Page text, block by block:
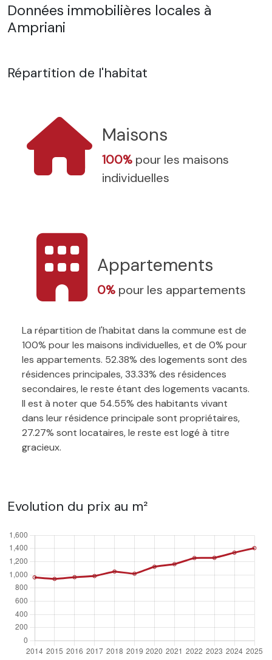
Données immobilières locales à
Ampriani
Répartition de l'habitat
Maisons
100% pour les maisons
individuelles
Appartements
0% pour les appartements
La répartition de l'habitat dans la commune est de
100% pour les maisons individuelles, et de 0% pour
les appartements. 52.38% des logements sont des
résidences principales, 33.33% des résidences
secondaires, le reste étant des logements vacants.
Il est à noter que 54.55% des habitants vivant
dans leur résidence principale sont propriétaires,
27.27% sont locataires, le reste est logé à titre
gracieux.
Evolution du prix au m²